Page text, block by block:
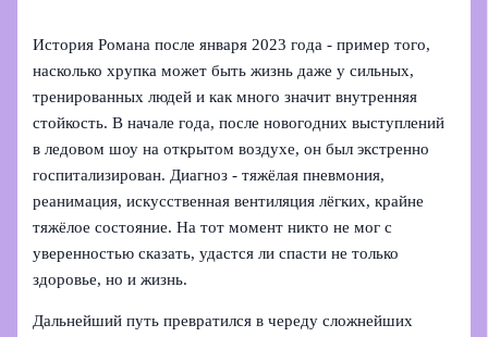
История Романа после января 2023 года - пример того,
насколько хрупка может быть жизнь даже у сильных,
тренированных людей и как много значит внутренняя
стойкость. В начале года, после новогодних выступлений
в ледовом шоу на открытом воздухе, он был экстренно
госпитализирован. Диагноз - тяжёлая пневмония,
реанимация, искусственная вентиляция лёгких, крайне
тяжёлое состояние. На тот момент никто не мог с
уверенностью сказать, удастся ли спасти не только
здоровье, но и жизнь.
Дальнейший путь превратился в череду сложнейших